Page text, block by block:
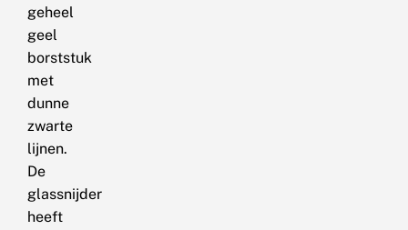
geheel
geel
borststuk
met
dunne
zwarte
lijnen.
De
glassnijder
heeft